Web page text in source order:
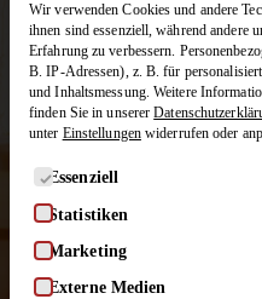
Alle
Wir haben für
und jedes
Tanzkurs. Auf
ihr alle
Wir verwenden Cookies und andere
ihnen sind essenziell, während andere
Erfahrung zu verbessern.
B. IP-Adressen), z. B. für
und Inhaltsmessung. Weitere
finden Sie in unserer
unter Einstellungenwiderrufen oder
Es folgt eine Liste der
Essenziell
Statistiken
Marketing
Externe Medien